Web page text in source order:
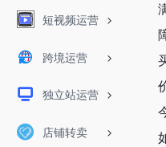
短视频运营
跨境运营
独立站运营
店铺转卖